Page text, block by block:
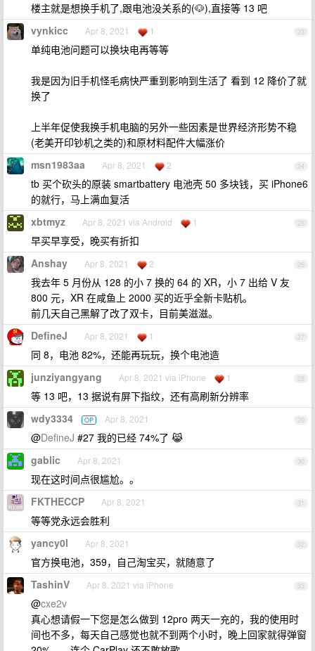
楼主就是想换手机了,跟电池没关系的(🐶),直接等 13 吧
23
vynkicc Apr 8, 2021 1
单纯电池问题可以换块电再等等
我是因为旧手机怪毛病快严重到影响到生活了 看到 12 降价了就
换了
上半年促使我换手机电脑的另外一些因素是世界经济形势不稳
(老美开印钞机之类的)和原材料配件大幅涨价
24
msn1983aa Apr 8, 2021 2
tb 买个砍头的原装 smartbattery 电池壳 50 多块钱，买 iPhone6
的就行，马上满血复活
25
xbtmyz Apr 8, 2021 via Android 1
早买早享受，晚买有折扣
26
Anshay Apr 8, 2021 2
我去年 5 月份从 128 的小 7 换的 64 的 XR，小 7 出给 V 友
800 元，XR 在咸鱼上 2000 买的近乎全新卡贴机。
前几天自己黑解了改了双卡，目前美滋滋。
27
DefineJ Apr 8, 2021 1
同 8，电池 82%，还能再玩玩，换个电池造
28
junziyangyang Apr 8, 2021 via iPhone 1
等 13 吧，13 据说有屏下指纹，还有高刷新分辨率
29
wdy3334 OP Apr 8, 2021
@DefineJ #27 我的已经 74%了 😹
30
gablic Apr 8, 2021
现在这时间点很尴尬。。
31
FKTHECCP Apr 8, 2021
等等党永远会胜利
32
yancy0l Apr 8, 2021
官方换电池，359，自己淘宝买，就随意了
33
TashinV Apr 8, 2021 via iPhone
@cxe2v
真心想请假一下您是怎么做到 12pro 两天一充的，我的使用时
间也不多，每天自己感觉也就不到两个小时，晚上回家就得弹窗